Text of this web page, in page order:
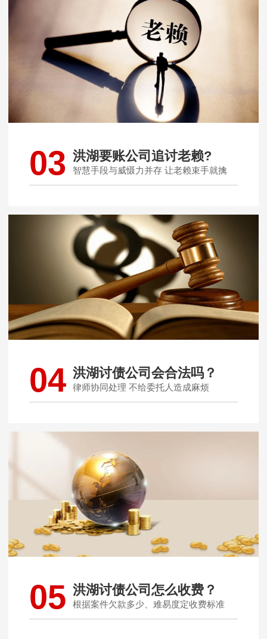
03 洪湖要账公司追讨老赖?
智慧手段与威慑力并存 让老赖束手就擒
04 洪湖讨债公司会合法吗？
律师协同处理 不给委托人造成麻烦
05 洪湖讨债公司怎么收费？
根据案件欠款多少、难易度定收费标准